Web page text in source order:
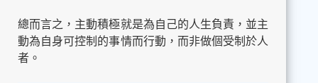
總而言之，主動積極就是為自己的人生負責，並主
動為自身可控制的事情而行動，而非做個受制於人
者。